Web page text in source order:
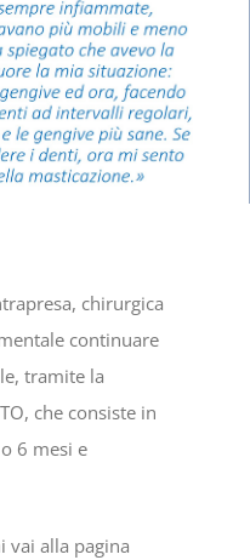
chirurgica
continuare
tramite la
che consiste in
6 mesi e
vai alla pagina